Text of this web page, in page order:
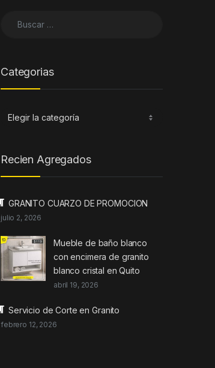
Categorias
Categorias
Recien Agregados
GRANITO CUARZO DE PROMOCION
julio 2, 2026
Mueble de baño blanco
con encimera de granito
blanco cristal en Quito
abril 19, 2026
Servicio de Corte en Granito
febrero 12, 2026